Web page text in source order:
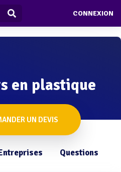
CONNEXION
en plastique
UN DEVIS
Questions